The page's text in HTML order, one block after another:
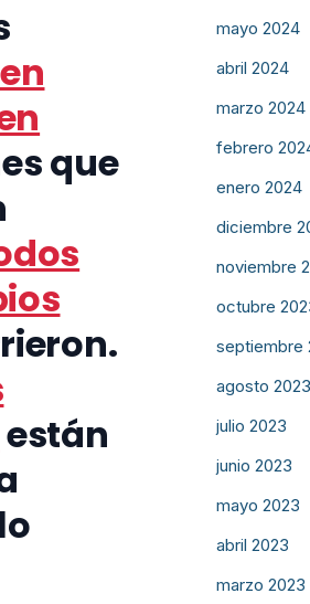
que
están
mayo 2024
abril 2024
marzo 2024
febrero
enero 2024
diciembre
noviembre
octubre
septiembre
agosto 2023
julio 2023
junio 2023
mayo 2023
abril 2023
marzo 2023